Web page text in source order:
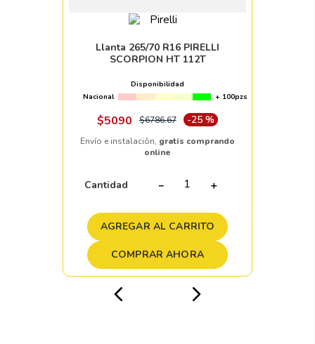
Llanta 265/70 R16 PIRELLI
SCORPION HT 112T
Disponibilidad
Nacional
+ 100pzs
$5090 $6786.67 -25 %
Envío e instalación, gratis comprando
online
Cantidad ＋
－
AGREGAR AL CARRITO
COMPRAR AHORA